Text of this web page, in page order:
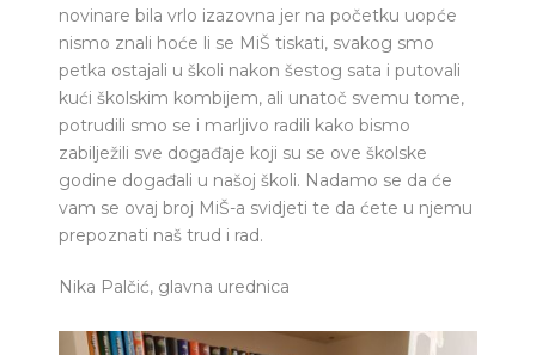
novinare bila vrlo izazovna jer na početku uopće
nismo znali hoće li se MiŠ tiskati, svakog smo
petka ostajali u školi nakon šestog sata i putovali
kući školskim kombijem, ali unatoč svemu tome,
potrudili smo se i marljivo radili kako bismo
zabilježili sve događaje koji su se ove školske
godine događali u našoj školi. Nadamo se da će
vam se ovaj broj MiŠ-a svidjeti te da ćete u njemu
prepoznati naš trud i rad.
Nika Palčić, glavna urednica